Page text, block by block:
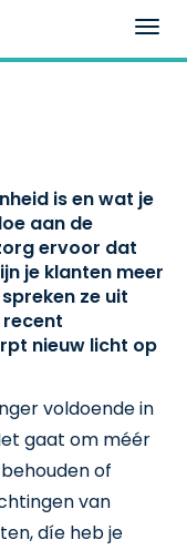
is en wat je
aan de
ervoor dat
je klanten meer
ze uit
nieuw licht op
voldoende in
gaat om méér
of
van
díe heb je